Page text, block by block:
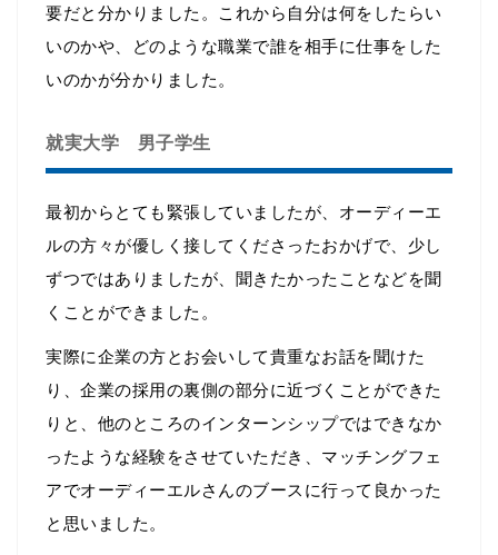
要だと分かりました。これから自分は何をしたらい
いのかや、どのような職業で誰を相手に仕事をした
いのかが分かりました。
就実大学 男子学生
最初からとても緊張していましたが、オーディーエ
ルの方々が優しく接してくださったおかげで、少し
ずつではありましたが、聞きたかったことなどを聞
くことができました。
実際に企業の方とお会いして貴重なお話を聞けた
り、企業の採用の裏側の部分に近づくことができた
りと、他のところのインターンシップではできなか
ったような経験をさせていただき、マッチングフェ
アでオーディーエルさんのブースに行って良かった
と思いました。